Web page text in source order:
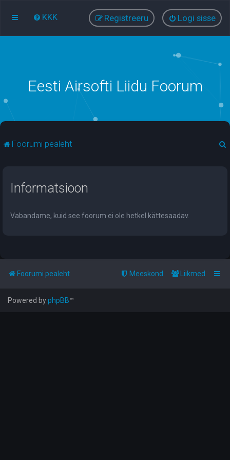
KKK Logi sisse
Registreeru
Eesti Airsofti Liidu Foorum
Foorumi pealeht
Informatsioon
Vabandame, kuid see foorum ei ole hetkel kättesaadav.
Foorumi pealeht Liikmed
Meeskond
Powered byphpBB™